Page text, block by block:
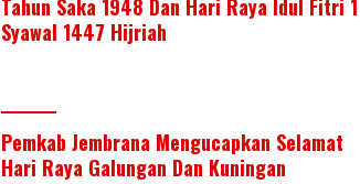
Tahun Saka 1948 Dan Hari Raya Idul Fitri 1
Syawal 1447 Hijriah
Pemkab Jembrana Mengucapkan Selamat
Hari Raya Galungan Dan Kuningan